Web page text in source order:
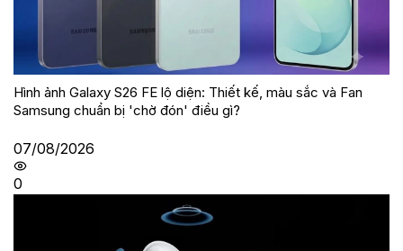
Hình ảnh Galaxy S26 FE lộ diện: Thiết kế, màu sắc và Fan
Samsung chuẩn bị 'chờ đón' điều gì?
07/08/2026
0